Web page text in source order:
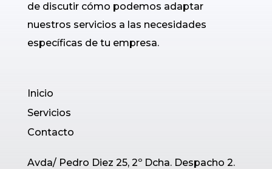
de discutir cómo podemos adaptar
nuestros servicios a las necesidades
específicas de tu empresa.
Inicio
Servicios
Contacto
Avda/ Pedro Diez 25, 2º Dcha. Despacho 2.